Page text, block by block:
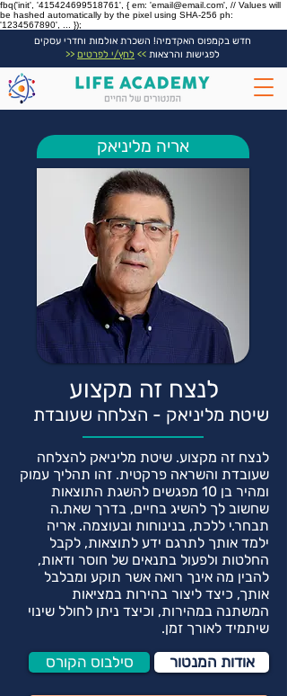
fbq('init', '415424699518761', { em: 'email@email.com', // Values will
be hashed automatically by the pixel using SHA-256 ph:
'1234567890', ... });
חדש בקמפוס האקדמיה! השכרת אולמות וחדרי עסקים
לפגישות והרצאות >> לחץ/י לפרטים <<
אריה מליניאק
לנצח זה מקצוע
שיטת מליניאק - הצלחה שעובדת
לנצח זה מקצוע. שיטת מליניאק להצלחה
שעובדת והשראה פרקטית. זהו תהליך עמוק
ומהיר בן 10 מפגשים להשגת התוצאות
שחשוב לך להשיג בחיים, בדרך שאת.ה
תבחר.י ללכת, בנינוחות ובעוצמה. אריה
ילמד אותך לתרגם ידע לתוצאות, לקבל
החלטות ולפעול בתנאים של חוסר ודאות,
להבין מה אינך רואה אשר תוקע ומבלבל
אותך, כיצד ליצור בהירות במציאות
המשתנה במהירות, וכיצד ניתן לחולל שינוי
שיתמיד לאורך זמן.
סילבוס הקורס אודות המנטור